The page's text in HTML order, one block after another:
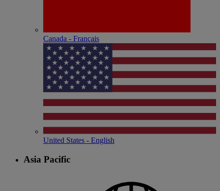
Canada - Français
United States - English
Asia Pacific